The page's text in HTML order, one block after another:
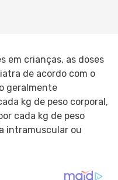
em crianças, as doses
de acordo com o
geralmente
kg de peso corporal,
cada kg de peso
intramuscular ou